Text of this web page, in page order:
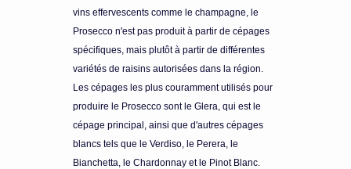
vins effervescents comme le champagne, le
Prosecco n'est pas produit à partir de cépages
spécifiques, mais plutôt à partir de différentes
variétés de raisins autorisées dans la région.
Les cépages les plus couramment utilisés pour
produire le Prosecco sont le Glera, qui est le
cépage principal, ainsi que d'autres cépages
blancs tels que le Verdiso, le Perera, le
Bianchetta, le Chardonnay et le Pinot Blanc.